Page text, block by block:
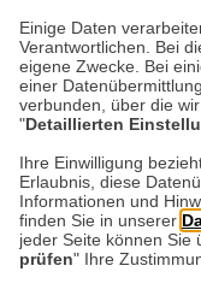
Einige Daten
Verantwortlichen. Bei
eigene Zwecke. Bei
einer
verbunden, über die
"Detaillierten
Ihre Einwilligung
Erlaubnis, diese
Informationen und
finden Sie in unserer
jeder Seite können Sie
prüfen" Ihre
Weiterlesen
Datenschutz